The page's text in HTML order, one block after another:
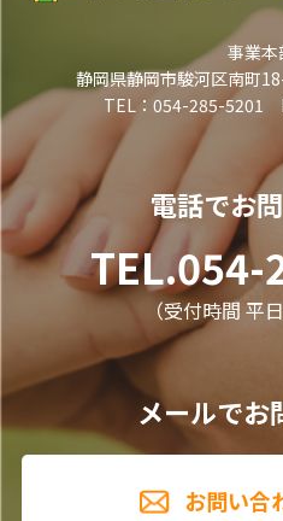
事業本
静岡県静岡市駿河区南町
TEL：054-285-5201
電話でお
TEL.054-
（受付時間 平
メールでお
お問い合